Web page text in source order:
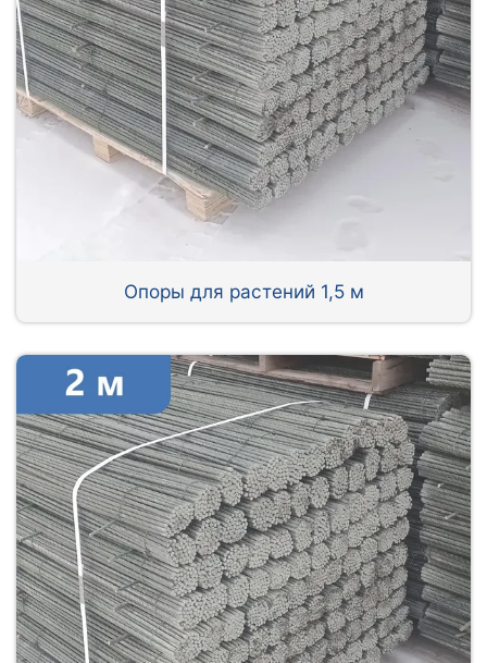
Опоры для растений 1,5 м